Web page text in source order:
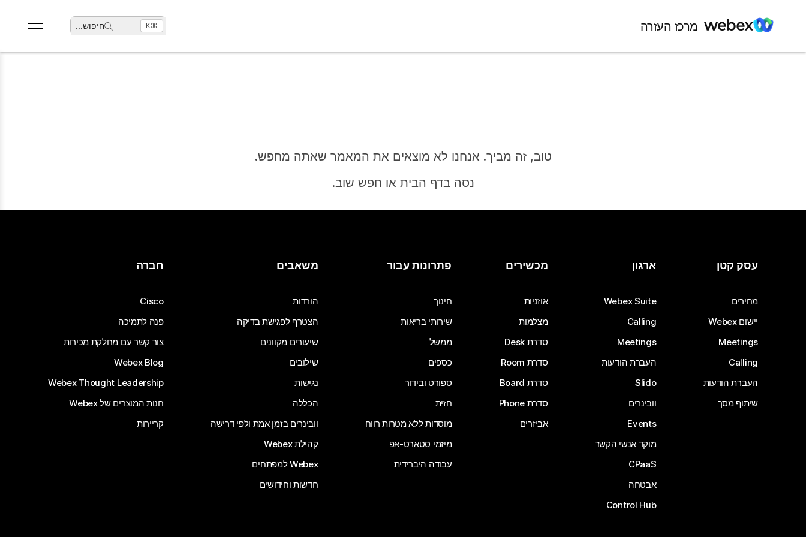
מרכז העזרה חיפוש... ⌘K
טוב, זה מביך. אנחנו לא מוצאים את המאמר שאתה מחפש.
נסה בדף הבית או חפש שוב.
צריך תשובה? עסק קטן
מחירים
יישום Webex
Meetings
Calling
העברת הודעות
שיתוף מסך
ארגון
Webex Suite
Calling
Meetings
העברת הודעות
Slido
וובינרים
Events
מוקד אנשי הקשר
CPaaS
אבטחה
Control Hub
מכשירים
אוזניות
מצלמות
סדרת Desk
סדרת Room
סדרת Board
סדרת Phone
אביזרים
פתרונות עבור
חינוך
שירותי בריאות
ממשל
כספים
ספורט ובידור
חזית
מוסדות ללא מטרות רווח
מיזמי סטארט-אפ
עבודה היברידית
משאבים
הורדות
הצטרף לפגישת בדיקה
שיעורים מקוונים
שילובים
נגישות
הכללה
וובינרים בזמן אמת ולפי דרישה
קהילת Webex
Webex למפתחים
חדשות וחידושים
חברה
Cisco
פנה לתמיכה
צור קשר עם מחלקת מכירות
Webex Blog
Webex Thought Leadership
חנות המוצרים של Webex
קריירות